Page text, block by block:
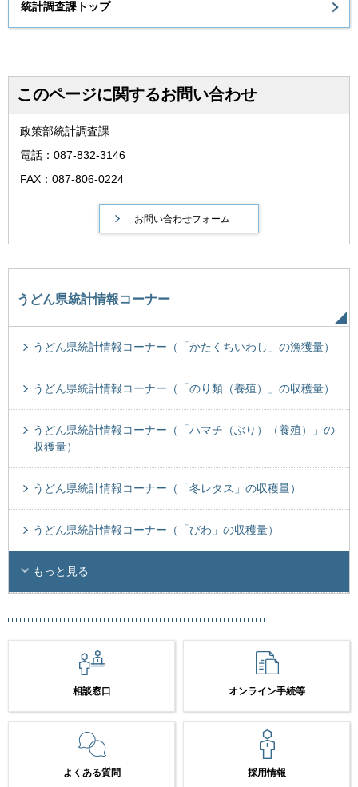
統計調査課トップ
このページに関するお問い合わせ
政策部統計調査課
電話：087-832-3146
FAX：087-806-0224
うどん県統計情報コーナー
うどん県統計情報コーナー（「かたくちいわし」の漁獲量）
うどん県統計情報コーナー（「のり類（養殖）」の収穫量）
うどん県統計情報コーナー（「ハマチ（ぶり）（養殖）」の
収獲量）
うどん県統計情報コーナー（「冬レタス」の収穫量）
うどん県統計情報コーナー（「びわ」の収穫量）
もっと見る
相談窓口 オンライン手続等
よくある質問 採用情報